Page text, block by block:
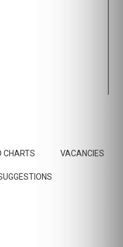
CHARTS VACANCIES